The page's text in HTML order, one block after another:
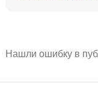
Нашли ошибку в